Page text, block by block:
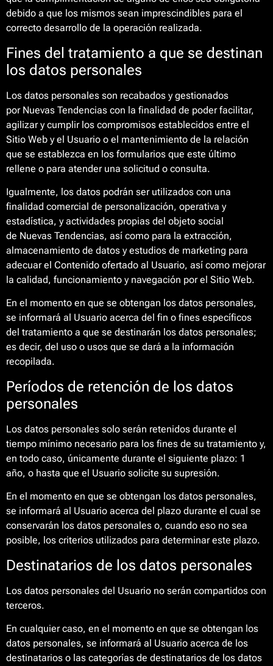
debido a que los mismos sean imprescindibles para el
correcto desarrollo de la operación realizada.
Fines del tratamiento a que se destinan
los datos personales
Los datos personales son recabados y gestionados
por Nuevas Tendencias con la finalidad de poder facilitar,
agilizar y cumplir los compromisos establecidos entre el
Sitio Web y el Usuario o el mantenimiento de la relación
que se establezca en los formularios que este último
rellene o para atender una solicitud o consulta.
Igualmente, los datos podrán ser utilizados con una
finalidad comercial de personalización, operativa y
estadística, y actividades propias del objeto social
de Nuevas Tendencias, así como para la extracción,
almacenamiento de datos y estudios de marketing para
adecuar el Contenido ofertado al Usuario, así como mejorar
la calidad, funcionamiento y navegación por el Sitio Web.
En el momento en que se obtengan los datos personales,
se informará al Usuario acerca del fin o fines específicos
del tratamiento a que se destinarán los datos personales;
es decir, del uso o usos que se dará a la información
recopilada.
Períodos de retención de los datos
personales
Los datos personales solo serán retenidos durante el
tiempo mínimo necesario para los fines de su tratamiento y,
en todo caso, únicamente durante el siguiente plazo: 1
año, o hasta que el Usuario solicite su supresión.
En el momento en que se obtengan los datos personales,
se informará al Usuario acerca del plazo durante el cual se
conservarán los datos personales o, cuando eso no sea
posible, los criterios utilizados para determinar este plazo.
Destinatarios de los datos personales
Los datos personales del Usuario no serán compartidos con
terceros.
En cualquier caso, en el momento en que se obtengan los
datos personales, se informará al Usuario acerca de los
destinatarios o las categorías de destinatarios de los datos